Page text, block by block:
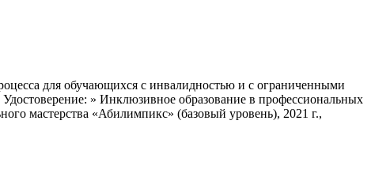
для обучающихся с инвалидностью и с ограниченными
» Инклюзивное образование в профессиональных
мастерства «Абилимпикс» (базовый уровень), 2021 г.,